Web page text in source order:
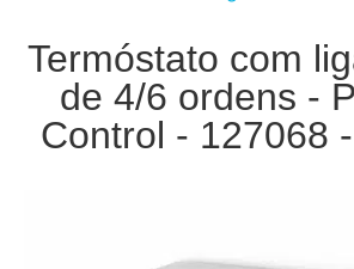
Termóstato com
de 4/6 ordens -
Control - 127068